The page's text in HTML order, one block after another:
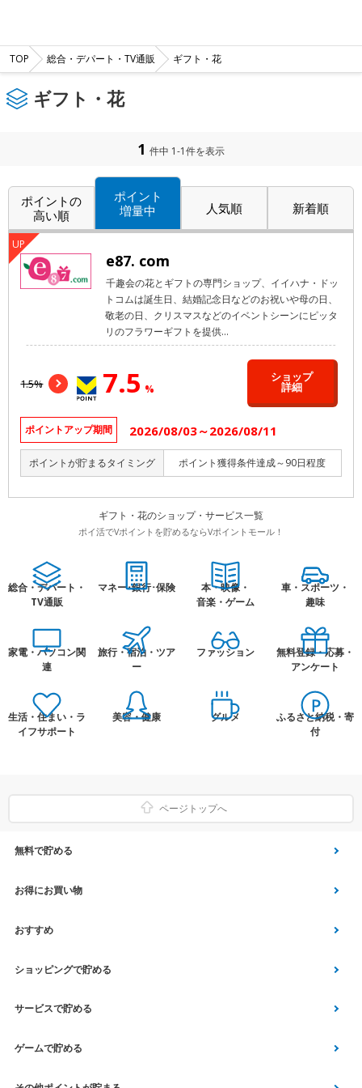
TOP 総合・デパート・TV通販 ギフト・花
ギフト・花
1 件中 1-1件を表示
ポイントの
高い順
ポイント
増量中
人気順 新着順
e87. com
千趣会の花とギフトの専門ショップ、イイハナ・ドッ
トコムは誕生日、結婚記念日などのお祝いや母の日、
敬老の日、クリスマスなどのイベントシーンにピッタ
リのフラワーギフトを提供...
1.5% 7.5 %
ショップ
詳細
ポイントアップ期間 2026/08/03～2026/08/11
ポイントが貯まるタイミング ポイント獲得条件達成～90日程度
ギフト・花のショップ・サービス一覧
ポイ活でVポイントを貯めるならVポイントモール！
総合・デパート・
TV通販
マネー･銀行･保険
本・映像・
音楽・ゲーム
車・スポーツ・
趣味
家電・パソコン関
連
旅行・宿泊・ツア
ー
ファッション
無料登録・応募・
アンケート
生活・住まい・ラ
イフサポート
美容・健康 グルメ
ふるさと納税・寄
付
ページトップへ
無料で貯める
ゲーム
Vアンケート
アプリ利用
クイズ
スクラッチ
お得にお買い物
Yahoo!ショッピング
Vサンプル
エコなお買い物
Vモニター
おすすめ
Vくじ
チラシ
aruku&
Vポイント運用
ショッピングで貯める
Yahoo! JAPANサービス
総合・デパート・TV通販
家電・パソコン関連
サービスで貯める
マネー･銀行･保険
ゲームで貯める